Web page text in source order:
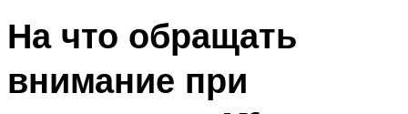
На что обращать
внимание при